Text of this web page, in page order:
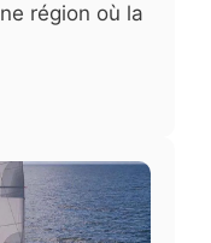
région où la